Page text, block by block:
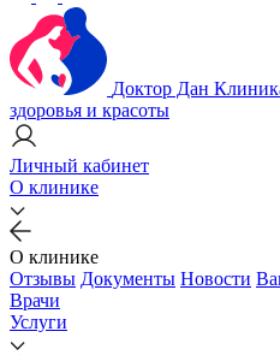
Доктор Дан
здоровья и красоты
Личный кабинет
О клинике
О клинике
Отзывы Документы Новости
Врачи
Услуги